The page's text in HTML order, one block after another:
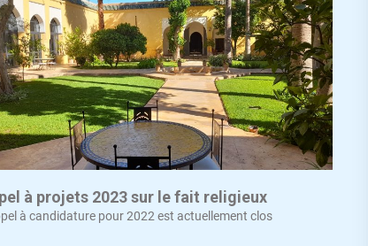
à projets 2023 sur le fait religieux
à candidature pour 2022 est actuellement clos